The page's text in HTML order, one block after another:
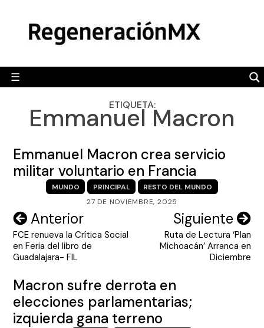
content
☰
POLÍTICA
CAMALEÓN
OPINIÓN
ENGLISH SECTION
VIDEOS
ETIQUETA:
Emmanuel Macron
Emmanuel Macron crea servicio
militar voluntario en Francia
MUNDO PRINCIPAL
RESTO DEL MUNDO
27 DE NOVIEMBRE, 2025
Navegación
de
entradas
Anterior
FCE renueva la Crítica Social
en Feria del libro de
Guadalajara- FIL
Siguiente
Ruta de Lectura ‘Plan
Michoacán’ Arranca en
Diciembre
Macron sufre derrota en
elecciones parlamentarias;
izquierda gana terreno